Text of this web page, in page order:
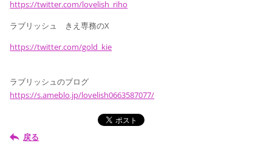
https://twitter.com/lovelish_riho
ラブリッシュ きえ専務のX
https://twitter.com/gold_kie
ラブリッシュのブログ
https://s.ameblo.jp/lovelish0663587077/
戻る